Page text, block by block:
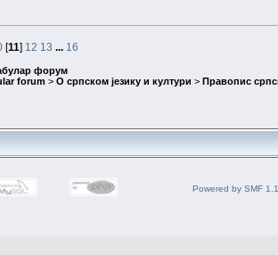
[11] 12 13 ... 16
форум
forum > О српском језику и култури > Правопис
Powered by SMF